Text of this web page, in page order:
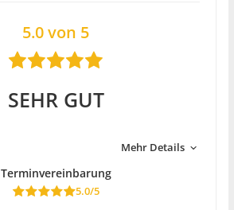
5.0 von 5
SEHR GUT
Mehr Details
Terminvereinbarung
5.0/5